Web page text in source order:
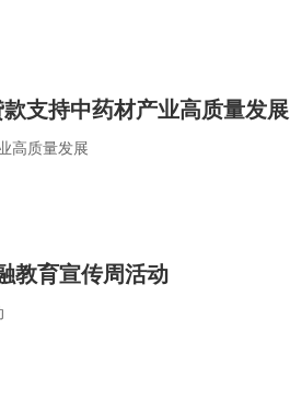
支持中药材产业高质量发展
高质量发展
教育宣传周活动